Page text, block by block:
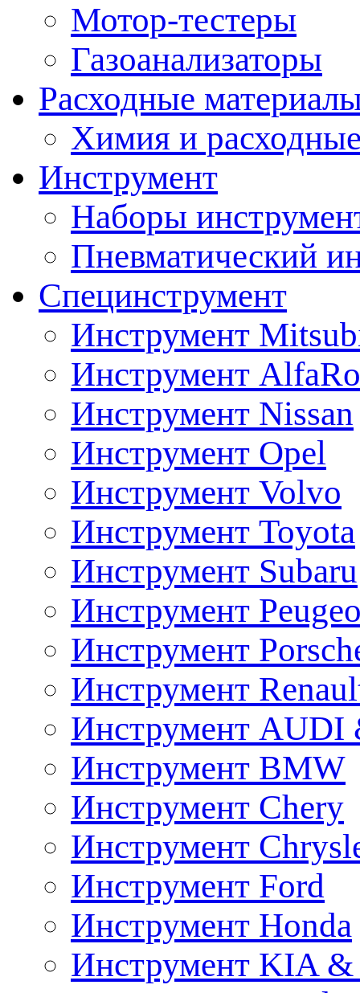
Мотор-тестеры
Газоанализаторы
Расходные
Химия и
Инструмент
Наборы
Пневматический
Специнструмент
Инструмент
Инструмент
Инструмент Nissan
Инструмент Opel
Инструмент Volvo
Инструмент Toyota
Инструмент Subaru
Инструмент
Инструмент
Инструмент
Инструмент AUDI
Инструмент BMW
Инструмент Chery
Инструмент
Инструмент Ford
Инструмент Honda
Инструмент KIA